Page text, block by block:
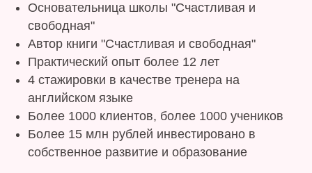
Основательница школы "Счастливая и
свободная"
Автор книги "Счастливая и свободная"
Практический опыт более 12 лет
4 стажировки в качестве тренера на
английском языке
Более 1000 клиентов, более 1000 учеников
Более 15 млн рублей инвестировано в
собственное развитие и образование